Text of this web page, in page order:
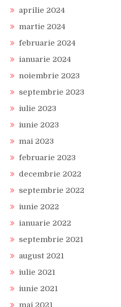
aprilie 2024
martie 2024
februarie 2024
ianuarie 2024
noiembrie 2023
septembrie 2023
iulie 2023
iunie 2023
mai 2023
februarie 2023
decembrie 2022
septembrie 2022
iunie 2022
ianuarie 2022
septembrie 2021
august 2021
iulie 2021
iunie 2021